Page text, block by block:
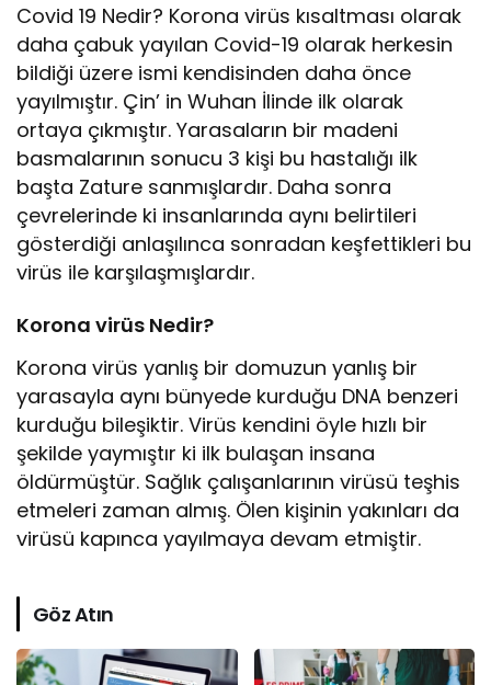
Covid 19 Nedir? Korona virüs kısaltması olarak
daha çabuk yayılan Covid-19 olarak herkesin
bildiği üzere ismi kendisinden daha önce
yayılmıştır. Çin’ in Wuhan İlinde ilk olarak
ortaya çıkmıştır. Yarasaların bir madeni
basmalarının sonucu 3 kişi bu hastalığı ilk
başta Zature sanmışlardır. Daha sonra
çevrelerinde ki insanlarında aynı belirtileri
gösterdiği anlaşılınca sonradan keşfettikleri bu
virüs ile karşılaşmışlardır.
Korona virüs Nedir?
Korona virüs yanlış bir domuzun yanlış bir
yarasayla aynı bünyede kurduğu DNA benzeri
kurduğu bileşiktir. Virüs kendini öyle hızlı bir
şekilde yaymıştır ki ilk bulaşan insana
öldürmüştür. Sağlık çalışanlarının virüsü teşhis
etmeleri zaman almış. Ölen kişinin yakınları da
virüsü kapınca yayılmaya devam etmiştir.
Göz Atın